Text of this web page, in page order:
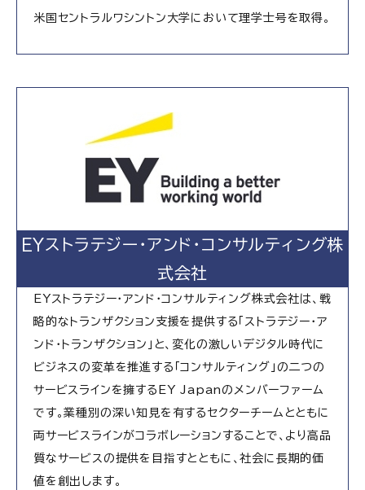
米国セントラルワシントン大学において理学士号を取得。
EYストラテジー・アンド・コンサルティング株
式会社
EYストラテジー・アンド・コンサルティング株式会社は、戦
略的なトランザクション支援を提供する「ストラテジー・ア
ンド・トランザクション」と、変化の激しいデジタル時代に
ビジネスの変革を推進する「コンサルティング」の二つの
サービスラインを擁するEY Japanのメンバーファーム
です。業種別の深い知見を有するセクターチームとともに
両サービスラインがコラボレーションすることで、より高品
質なサービスの提供を目指すとともに、社会に長期的価
値を創出します。